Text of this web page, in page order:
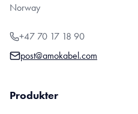
Norway
+47 70 17 18 90
post@amokabel.com
Produkter